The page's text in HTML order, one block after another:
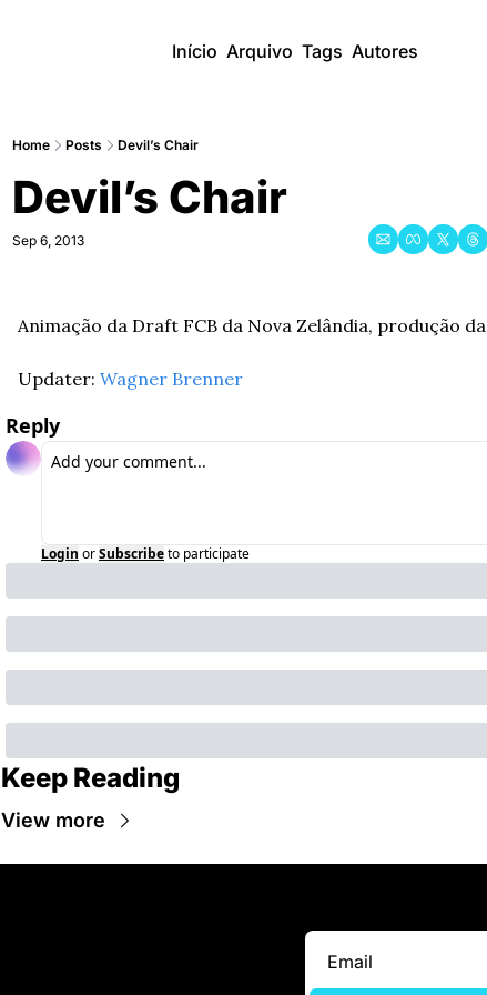
Início Arquivo Tags Autores
Home Posts Devil’s Chair
Devil’s Chair
Sep 6, 2013
Animação da Draft FCB da Nova Zelândia, produção da
Updater: Wagner Brenner
Reply
Login orSubscribeto participate
Keep Reading
View more